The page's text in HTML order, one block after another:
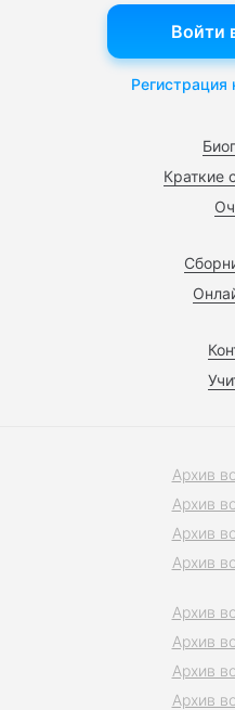
Краткие
Войти
Регистрация
Архив
Архив
Архив
Архив
Архив
Архив
Архив
Архив